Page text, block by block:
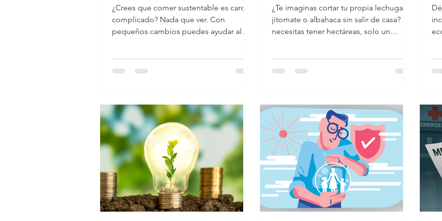
ahorrar? ¡Sí se
puede!
¿Crees que comer sustentable es caro o
complicado? Nada que ver. Con
pequeños cambios puedes ayudar al
comida y
también
cultivar tu
¿Te imaginas cortar tu propia lechuga,
jitomate o albahaca sin salir de casa? No
necesitas tener hectáreas, solo un